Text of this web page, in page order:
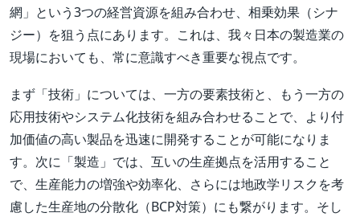
網」という3つの経営資源を組み合わせ、相乗効果（シナ
ジー）を狙う点にあります。これは、我々日本の製造業の
現場においても、常に意識すべき重要な視点です。
まず「技術」については、一方の要素技術と、もう一方の
応用技術やシステム化技術を組み合わせることで、より付
加価値の高い製品を迅速に開発することが可能になりま
す。次に「製造」では、互いの生産拠点を活用すること
で、生産能力の増強や効率化、さらには地政学リスクを考
慮した生産地の分散化（BCP対策）にも繋がります。そし